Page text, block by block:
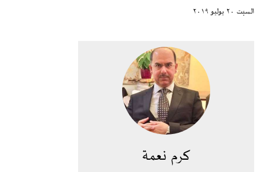
السبت ٢٠ يوليو ٢٠١٩
كرم نعمة